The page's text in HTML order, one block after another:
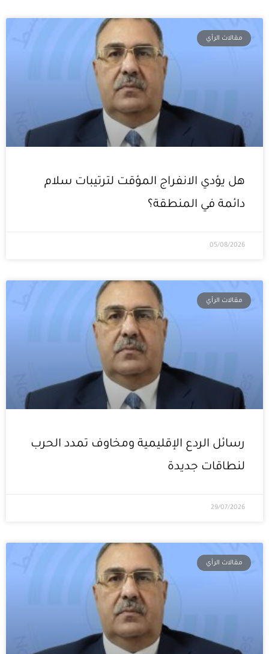
مقالات الرأي
هل يؤدي الانفراج المؤقت لترتيبات سلام
دائمة في المنطقة؟
05/08/2026
مقالات الرأي
رسائل الردع الإقليمية ومخاوف تمدد الحرب
لنطاقات جديدة
29/07/2026
مقالات الرأي
Page
Page
Page
Page